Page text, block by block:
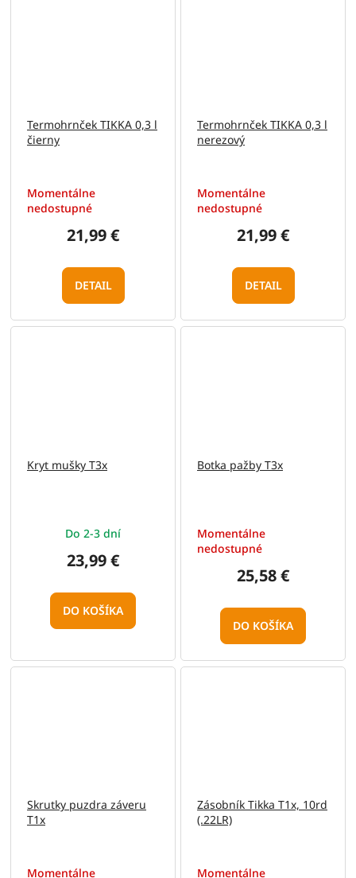
Termohrnček TIKKA 0,3 l
čierny
Momentálne
nedostupné
21,99 €
DETAIL
Termohrnček TIKKA 0,3 l
nerezový
Momentálne
nedostupné
21,99 €
DETAIL
Kryt mušky T3x
Do 2-3 dní
23,99 €
DO KOŠÍKA
Botka pažby T3x
Momentálne
nedostupné
25,58 €
DO KOŠÍKA
Skrutky puzdra záveru
T1x
Momentálne
Zásobník Tikka T1x, 10rd
(.22LR)
Momentálne